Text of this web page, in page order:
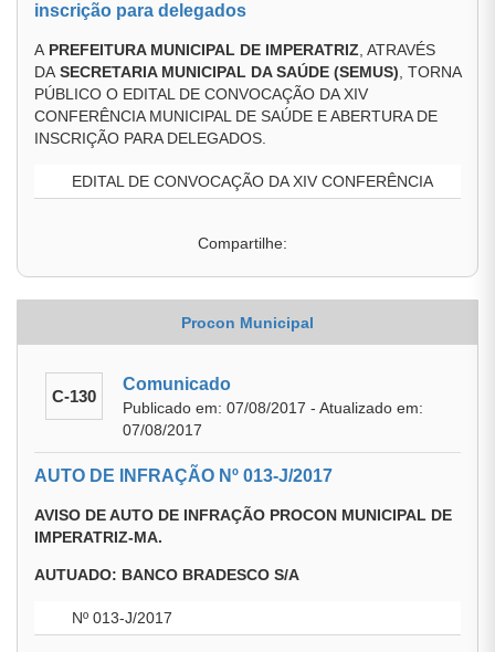
inscrição para delegados
A PREFEITURA MUNICIPAL DE IMPERATRIZ , ATRAVÉS
DA SECRETARIA MUNICIPAL DA SAÚDE (SEMUS) , TORNA
PÚBLICO O EDITAL DE CONVOCAÇÃO DA XIV
CONFERÊNCIA MUNICIPAL DE SAÚDE E ABERTURA DE
INSCRIÇÃO PARA DELEGADOS.
EDITAL DE CONVOCAÇÃO DA XIV CONFERÊNCIA
Compartilhe:
Procon Municipal
C-130
Comunicado
Publicado em: 07/08/2017 - Atualizado em:
07/08/2017
AUTO DE INFRAÇÃO Nº 013-J/2017
AVISO DE AUTO DE INFRAÇÃO PROCON MUNICIPAL DE
IMPERATRIZ-MA.
AUTUADO: BANCO BRADESCO S/A
Nº 013-J/2017